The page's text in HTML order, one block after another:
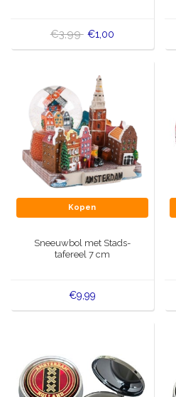
€3,99 €1,00
Kopen
Sneeuwbol met Stads-
tafereel 7 cm
€9,99